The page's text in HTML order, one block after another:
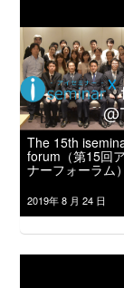
The 15th
forum（第15回
ナーフォーラム）
2019年 8 月 24 日